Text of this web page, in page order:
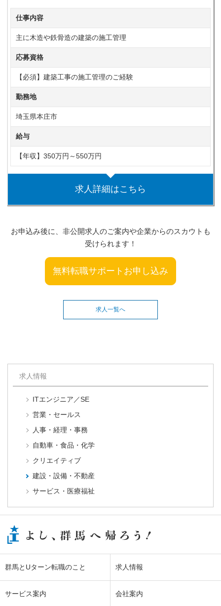
仕事内容
主に木造や鉄骨造の建築の施工管理
応募資格
【必須】建築工事の施工管理のご経験
勤務地
埼玉県本庄市
給与
【年収】350万円～550万円
求人詳細はこちら
お申込み後に、非公開求人のご案内や企業からのスカウトも
受けられます！
無料転職サポートお申し込み
求人一覧へ
求人情報
ITエンジニア／SE
営業・セールス
人事・経理・事務
自動車・食品・化学
クリエイティブ
建設・設備・不動産
サービス・医療福祉
群馬とUターン転職のこと 求人情報
サービス案内 会社案内